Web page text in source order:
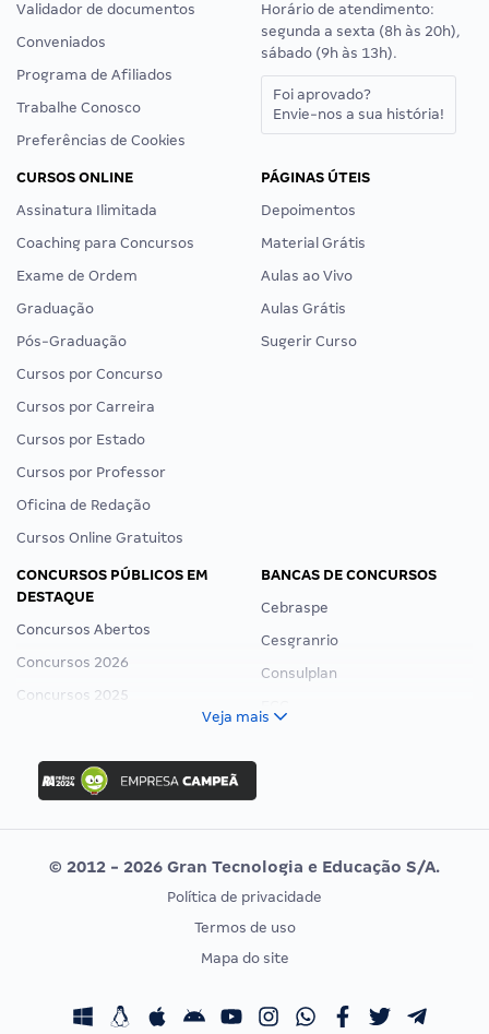
Validador de documentos
Conveniados
Programa de Afiliados
Trabalhe Conosco
Preferências de Cookies
Horário de atendimento:
segunda a sexta (8h às 20h),
sábado (9h às 13h).
Foi aprovado?
Envie-nos a sua história!
CURSOS ONLINE
Assinatura Ilimitada
Coaching para Concursos
Exame de Ordem
Graduação
Pós-Graduação
Cursos por Concurso
Cursos por Carreira
Cursos por Estado
Cursos por Professor
Oficina de Redação
Cursos Online Gratuitos
PÁGINAS ÚTEIS
Depoimentos
Material Grátis
Aulas ao Vivo
Aulas Grátis
Sugerir Curso
CONCURSOS PÚBLICOS EM
DESTAQUE
Concursos Abertos
Concursos 2026
Concursos 2025
Concurso Ibama
Concurso MPU
Editais publicados
BANCAS DE CONCURSOS
Cebraspe
Cesgranrio
Consulplan
Vunesp
CONCURSOS POR PROFISSÃO
Concursos Fiscais
EXAME DE ORDEM
Calendário OAB
Veja mais
© 2012 - 2026 Gran Tecnologia e Educação S/A.
Política de privacidade
Termos de uso
Mapa do site